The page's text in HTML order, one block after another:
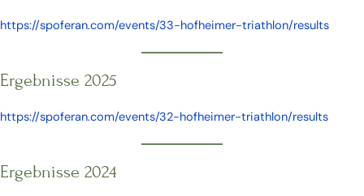
https://spoferan.com/events/33-hofheimer-triathlon/results
Ergebnisse 2025
https://spoferan.com/events/32-hofheimer-triathlon/results
Ergebnisse 2024